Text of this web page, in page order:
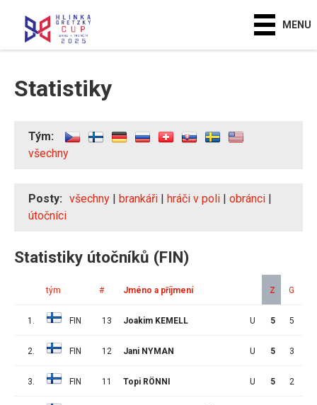
MENU
Statistiky
Tým:
všechny
Posty: všechny | brankáři | hráči v poli | obránci |
útočníci
Statistiky útočníků (FIN)
tým # Jméno a příjmení Z G
1. FIN 13 Joakim KEMELL U 5 5
2. FIN 12 Jani NYMAN U 5 3
3. FIN 11 Topi RÖNNI U 5 2